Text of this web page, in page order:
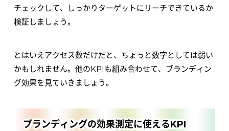
チェックして、しっかりターゲットにリーチできているか
検証しましょう。
とはいえアクセス数だけだと、ちょっと数字としては弱い
かもしれません。他のKPIも組み合わせて、ブランディン
グ効果を見ていきましょう。
ブランディングの効果測定に使えるKPI